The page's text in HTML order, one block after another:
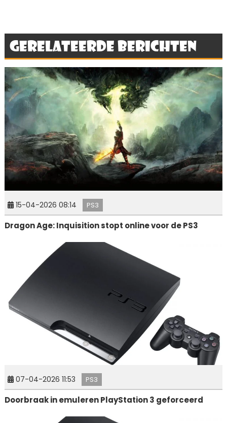
Gerelateerde berichten
15-04-2026 08:14 PS3
Dragon Age: Inquisition stopt online voor de PS3
07-04-2026 11:53 PS3
Doorbraak in emuleren PlayStation 3 geforceerd